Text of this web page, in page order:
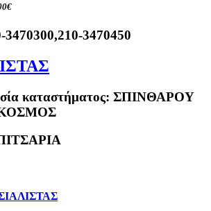
3470300,210-3470450
καταστήματος: ΣΠΙΝΘΑΡΟΥ
ΚΟΣΜΟΣ